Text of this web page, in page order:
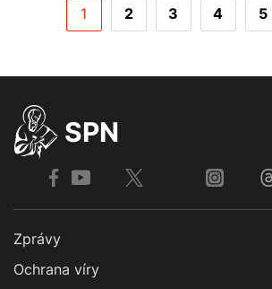
1 2 3 4 5
SPN
Zprávy
Ochrana víry